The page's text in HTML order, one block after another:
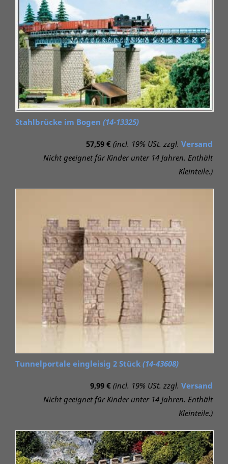
Stahlbrücke im Bogen (14-13325)
57,59 € (incl. 19% USt. zzgl. Versand
Nicht geeignet für Kinder unter 14 Jahren. Enthält
Kleinteile.)
Tunnelportale eingleisig 2 Stück (14-43608)
9,99 € (incl. 19% USt. zzgl. Versand
Nicht geeignet für Kinder unter 14 Jahren. Enthält
Kleinteile.)